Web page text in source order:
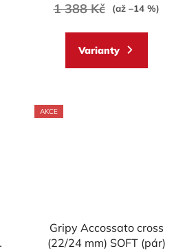
1 388 Kč (až –14 %)
Varianty
AKCE
Gripy Accossato cross
(22/24 mm) SOFT (pár)